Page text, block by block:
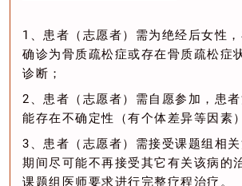
1、患者（志愿者）需为绝经后女性
确诊为骨质疏松症或存在骨质疏松症
诊断；
2、患者（志愿者）需自愿参加，患
能存在不确定性（有个体差异等因素
3、患者（志愿者）需接受课题组相
期间尽可能不再接受其它有关该病的
课题组医师要求进行完整疗程治疗。